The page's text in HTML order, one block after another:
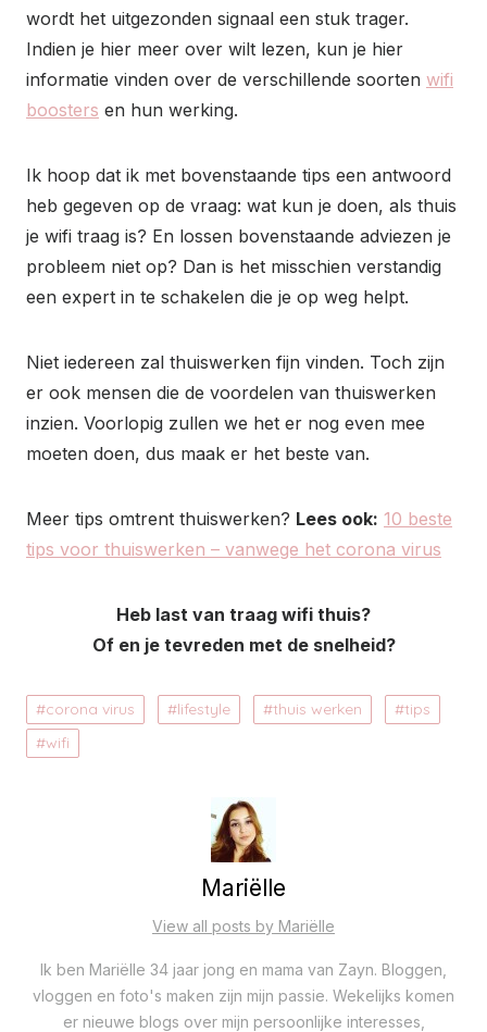
wordt het uitgezonden signaal een stuk trager.
Indien je hier meer over wilt lezen, kun je hier
informatie vinden over de verschillende soorten wifi
boosters en hun werking.
Ik hoop dat ik met bovenstaande tips een antwoord
heb gegeven op de vraag: wat kun je doen, als thuis
je wifi traag is? En lossen bovenstaande adviezen je
probleem niet op? Dan is het misschien verstandig
een expert in te schakelen die je op weg helpt.
Niet iedereen zal thuiswerken fijn vinden. Toch zijn
er ook mensen die de voordelen van thuiswerken
inzien. Voorlopig zullen we het er nog even mee
moeten doen, dus maak er het beste van.
Meer tips omtrent thuiswerken? Lees ook: 10 beste
tips voor thuiswerken – vanwege het corona virus
Heb last van traag wifi thuis?
Of en je tevreden met de snelheid?
corona virus lifestyle thuis werken
tips
wifi
Mariëlle
View all posts by Mariëlle
Ik ben Mariëlle 34 jaar jong en mama van Zayn. Bloggen,
vloggen en foto's maken zijn mijn passie. Wekelijks komen
er nieuwe blogs over mijn persoonlijke interesses,